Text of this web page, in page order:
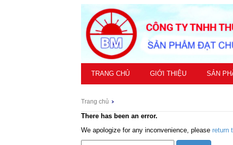
TRANG CHỦ GIỚI THIỆU SẢN
Trang chủ
There has been an error.
We apologize for any inconvenience, please return